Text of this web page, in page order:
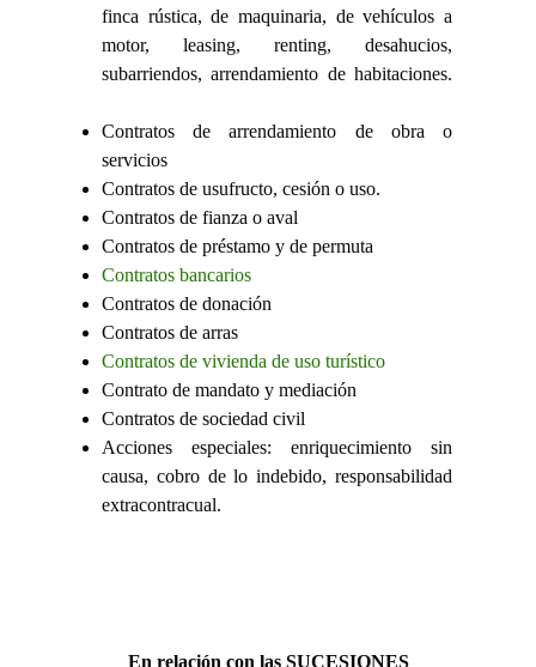
finca rústica, de maquinaria, de vehículos a
motor, leasing, renting, desahucios,
subarriendos, arrendamiento de habitaciones.
Contratos de arrendamiento de obra o
servicios
Contratos de usufructo, cesión o uso.
Contratos de fianza o aval
Contratos de préstamo y de permuta
Contratos bancarios
Contratos de donación
Contratos de arras
Contratos de vivienda de uso turístico
Contrato de mandato y mediación
Contratos de sociedad civil
Acciones especiales: enriquecimiento sin
causa, cobro de lo indebido, responsabilidad
extracontracual.
En relación con las SUCESIONES